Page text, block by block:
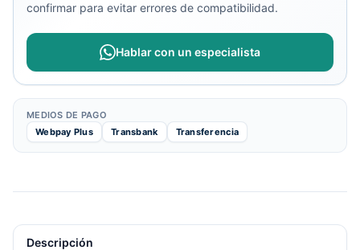
confirmar para evitar errores de compatibilidad.
Hablar con un especialista
MEDIOS DE PAGO
Webpay Plus
Transbank Transferencia
Descripción